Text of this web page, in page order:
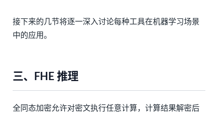
接下来的几节将逐一深入讨论每种工具在机器学习场景
中的应用。
三、FHE 推理
全同态加密允许对密文执行任意计算，计算结果解密后